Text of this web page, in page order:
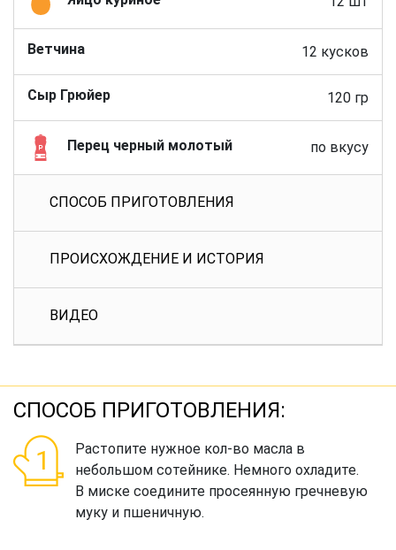
Ветчина 12 кусков
Сыр Грюйер 120 гр
Перец черный молотый по вкусу
СПОСОБ ПРИГОТОВЛЕНИЯ
ПРОИСХОЖДЕНИЕ И ИСТОРИЯ
ВИДЕО
СПОСОБ ПРИГОТОВЛЕНИЯ:
Растопите нужное кол-во масла в
небольшом сотейнике. Немного охладите.
В миске соедините просеянную гречневую
муку и пшеничную.